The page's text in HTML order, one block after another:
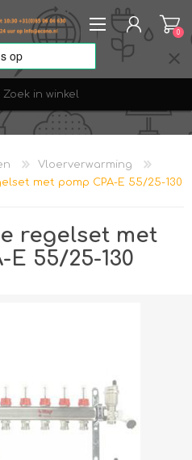
0
Vloerverwarming
met pomp CPA-E 55/25-130
regelset met
E 55/25-130